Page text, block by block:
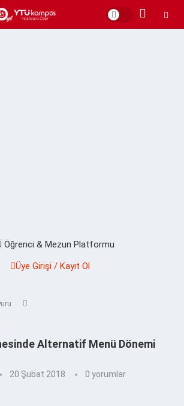
Öğrenci & Mezun Platformu
Üye Girişi / Kayıt Ol
Alternatif Menü Dönemi
20 Şubat 2018 0 yorumlar